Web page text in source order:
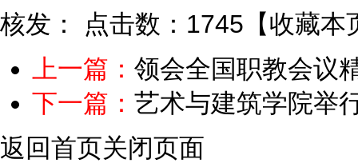
核发： 点击数：1745 【收藏本
上一篇： 领会全国职教会议
下一篇： 艺术与建筑学院举
返回首页关闭页面